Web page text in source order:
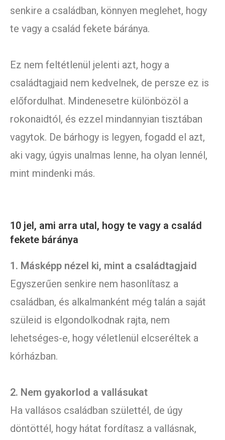
senkire a családban, könnyen meglehet, hogy
te vagy a család fekete báránya.
Ez nem feltétlenül jelenti azt, hogy a
családtagjaid nem kedvelnek, de persze ez is
előfordulhat. Mindenesetre különbözöl a
rokonaidtól, és ezzel mindannyian tisztában
vagytok. De bárhogy is legyen, fogadd el azt,
aki vagy, úgyis unalmas lenne, ha olyan lennél,
mint mindenki más.
10 jel, ami arra utal, hogy te vagy a család
fekete báránya
1. Másképp nézel ki, mint a családtagjaid
Egyszerűen senkire nem hasonlítasz a
családban, és alkalmanként még talán a saját
szüleid is elgondolkodnak rajta, nem
lehetséges-e, hogy véletlenül elcseréltek a
kórházban.
2. Nem gyakorlod a vallásukat
Ha vallásos családban születtél, de úgy
döntöttél, hogy hátat fordítasz a vallásnak,